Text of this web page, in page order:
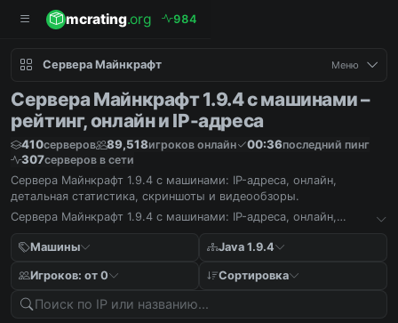
mcrating.org 984
Сервера Майнкрафт Меню
Сервера Майнкрафт 1.9.4 с машинами –
рейтинг, онлайн и IP-адреса
410серверов 89,518игроков онлайн 00:36последний пинг
307серверов в сети
Сервера Майнкрафт 1.9.4 с машинами: IP-адреса, онлайн,
детальная статистика, скриншоты и видеообзоры.
Сервера Майнкрафт 1.9.4 с машинами: IP-адреса, онлайн,
Машины
Java 1.9.4
Игроков: от 0 Сортировка